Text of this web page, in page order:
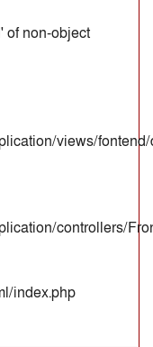
of non-object
views/
controllers/
index.php